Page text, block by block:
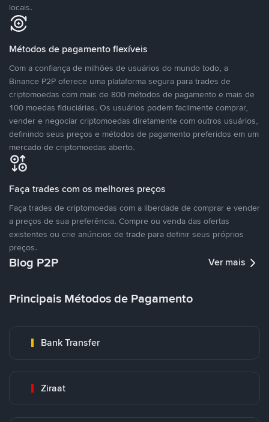
locais.
Métodos de pagamento flexíveis
Com a confiança de milhões de usuários do mundo todo, a
Binance P2P oferece uma plataforma segura para trades de
criptomoedas com mais de 800 métodos de pagamento e mais de
100 moedas fiduciárias. Os usuários podem facilmente comprar,
vender e negociar criptomoedas diretamente com outros usuários,
definindo seus preços e métodos de pagamento preferidos em um
mercado de criptomoedas aberto.
Faça trades com os melhores preços
Faça trades de criptomoedas com a liberdade de comprar e vender
a preços de sua preferência. Compre ou venda das ofertas
existentes ou crie anúncios de trade para definir seus próprios
preços.
Blog P2P Ver mais
Principais Métodos de Pagamento
Bank Transfer
Ziraat